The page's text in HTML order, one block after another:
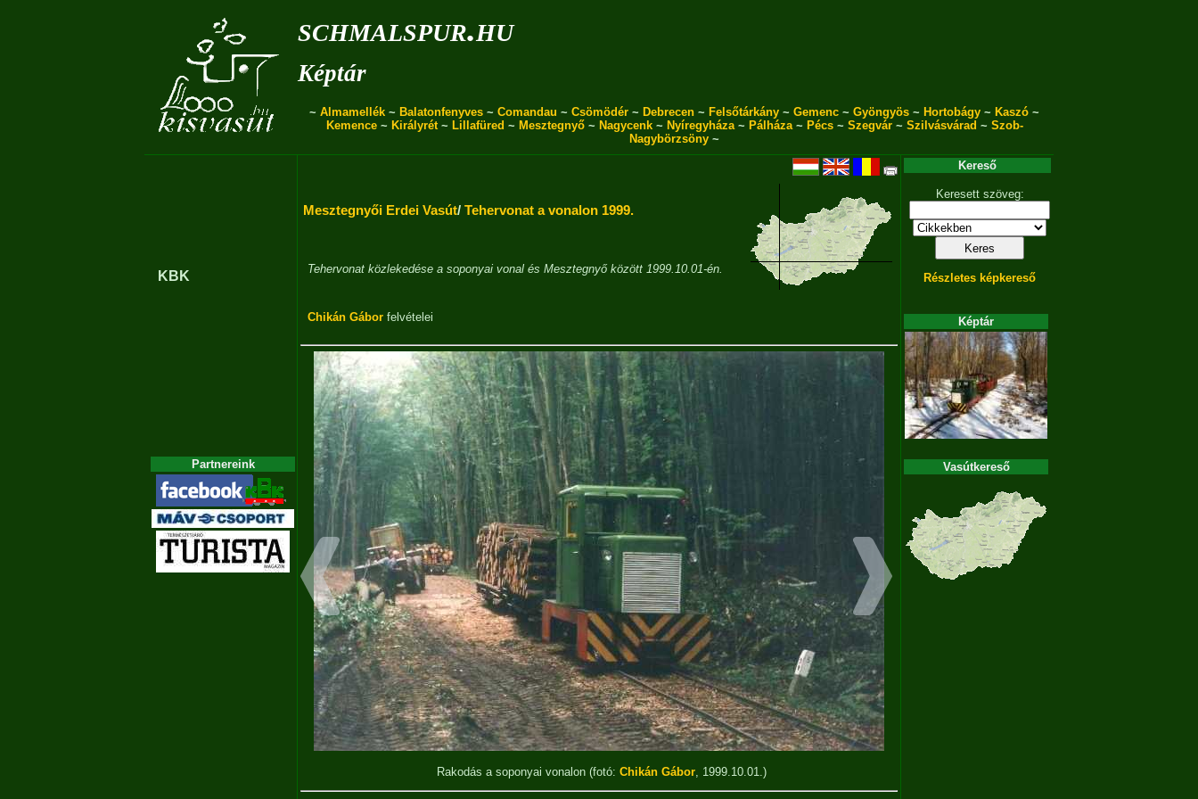
schmalspur.hu
Képtár
~ Almamellék ~ Balatonfenyves ~ Comandau ~ Csömödér ~ Debrecen ~ Felsőtárkány ~ Gemenc ~ Gyöngyös ~ Hortobágy ~ Kaszó ~
Kemence~ Királyrét~ Lillafüred ~ Mesztegnyő~ Nagycenk~ Nyíregyháza~ Pálháza~ Pécs~ Szegvár~ Szilvásvárad ~ Szob-
Nagybörzsöny ~
KBK
Partnereink
Mesztegnyői Erdei Vasút/ Tehervonat a vonalon 1999.
Tehervonat közlekedése a soponyai vonal és Mesztegnyő között 1999.10.01-én.
Chikán Gábor felvételei
Rakodás a soponyai vonalon (fotó: Chikán Gábor, 1999.10.01.)
Kereső
Keresett szöveg:
Részletes képkereső
Képtár
Vasútkereső